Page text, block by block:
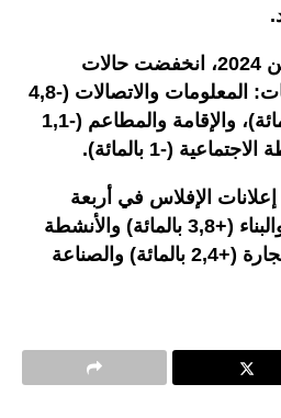
ومقارنة بالفصل الثاني من 2024، انخفضت حالات
الإفلاس في أربعة قطاعات: المعلومات والاتصالات (-4,8
بالمائة)، والنقل (-1,6 بالمائة)، والإقامة والمطاعم (-1,1
(-1 بالمائة).
الإفلاس في أربعة
قطاعات أخرى: التشييد والبناء (+3,8 بالمائة) والأنشطة
المالية (+2,6 بالمائة) والتجارة (+2,4 بالمائة) والصناعة